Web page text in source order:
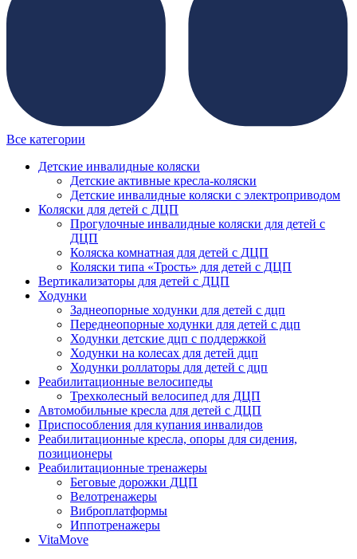
Все категории
Детские инвалидные коляски
Детские активные кресла-коляски
Детские инвалидные коляски с электроприводом
Коляски для детей с ДЦП
Прогулочные инвалидные коляски для детей с
ДЦП
Коляска комнатная для детей с ДЦП
Коляски типа «Трость» для детей с ДЦП
Вертикализаторы для детей с ДЦП
Ходунки
Заднеопорные ходунки для детей с дцп
Переднеопорные ходунки для детей с дцп
Ходунки детские дцп с поддержкой
Ходунки на колесах для детей дцп
Ходунки роллаторы для детей с дцп
Реабилитационные велосипеды
Трехколесный велосипед для ДЦП
Автомобильные кресла для детей с ДЦП
Приспособления для купания инвалидов
Реабилитационные кресла, опоры для сидения,
позиционеры
Реабилитационные тренажеры
Беговые дорожки ДЦП
Велотренажеры
Виброплатформы
Иппотренажеры
VitaMove